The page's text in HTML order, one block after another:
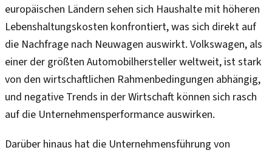
europäischen Ländern sehen sich Haushalte mit höheren
Lebenshaltungskosten konfrontiert, was sich direkt auf
die Nachfrage nach Neuwagen auswirkt. Volkswagen, als
einer der größten Automobilhersteller weltweit, ist stark
von den wirtschaftlichen Rahmenbedingungen abhängig,
und negative Trends in der Wirtschaft können sich rasch
auf die Unternehmensperformance auswirken.
Darüber hinaus hat die Unternehmensführung von